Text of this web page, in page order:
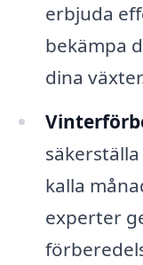
erbjuda
bekämpa
dina
kalla
experter